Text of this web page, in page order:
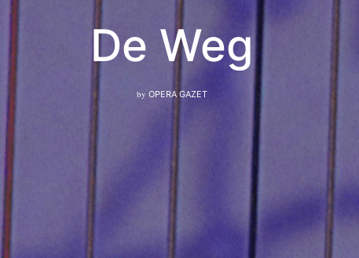
De Weg
by OPERA GAZET